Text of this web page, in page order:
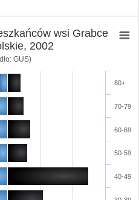
wsi Grabce
2002
GUS)
40-49
50-59
60-69
70-79
80+